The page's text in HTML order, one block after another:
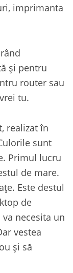
imprimanta
și pentru
router sau
tu.
realizat în
sunt
Primul lucru
de mare.
Este destul
de
necesita un
vestea
și să